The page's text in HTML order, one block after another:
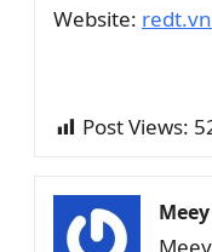
Website: redt.vn
Post Views: